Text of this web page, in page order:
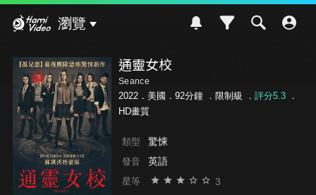
瀏覽
通靈女校
Seance
2022．美國．92分鐘 ． 限制級 ． 評分5.3．
HD畫質
類型 驚悚
發音 英語
星等 3